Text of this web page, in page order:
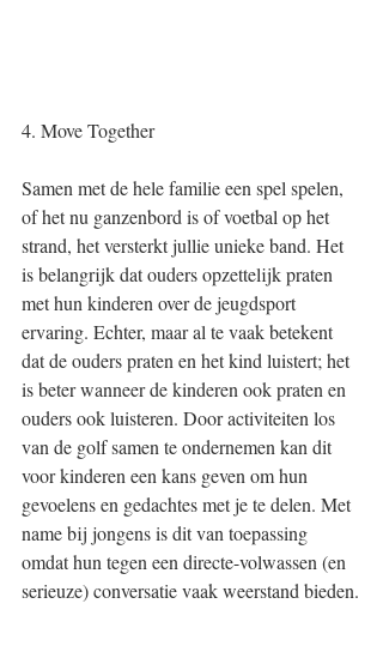
4. Move Together
Samen met de hele familie een spel spelen,
of het nu ganzenbord is of voetbal op het
strand, het versterkt jullie unieke band. Het
is belangrijk dat ouders opzettelijk praten
met hun kinderen over de jeugdsport
ervaring. Echter, maar al te vaak betekent
dat de ouders praten en het kind luistert; het
is beter wanneer de kinderen ook praten en
ouders ook luisteren. Door activiteiten los
van de golf samen te ondernemen kan dit
voor kinderen een kans geven om hun
gevoelens en gedachtes met je te delen. Met
name bij jongens is dit van toepassing
omdat hun tegen een directe-volwassen (en
serieuze) conversatie vaak weerstand bieden.